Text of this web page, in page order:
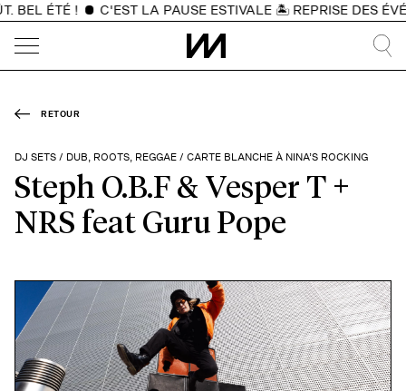
ÉTÉ ! C'EST LA PAUSE ESTIVALE 🏝️ REPRISE DES
RETOUR
DJ SETS / DUB, ROOTS, REGGAE / CARTE BLANCHE À NINA’S ROCKING
Steph O.B.F & Vesper T +
NRS feat Guru Pope